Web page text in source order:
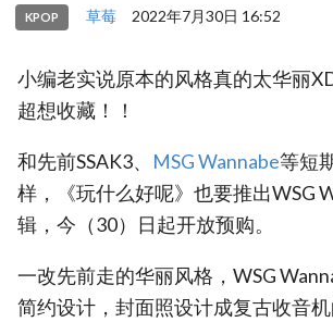
KPOP 草莓 2022年7月30日 16:52
小编老实说原本的风格真的太华丽
超想收藏！！
和先前SSAK3、 ‎MSG Wannabe等短
样，《玩什么好呢》也要推出WSG
辑，今（30）日起开放预购。
一改先前走的华丽风格，WSG
简约设计，封面照设计成复古收音